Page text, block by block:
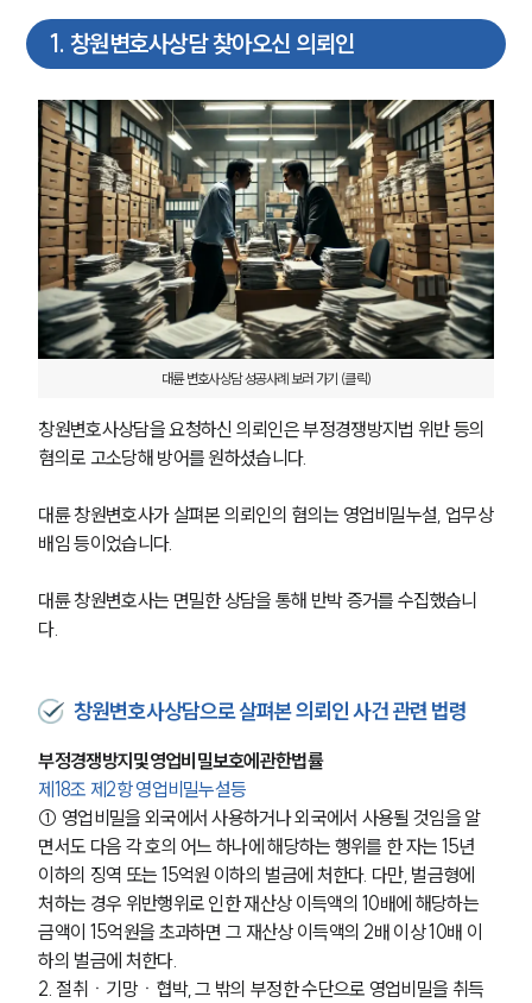
1. 창원변호사상담 찾아오신 의뢰인
대륜 변호사상담 성공사례 보러 가기 (클릭)
창원변호사상담을 요청하신 의뢰인은 부정경쟁방지법 위반 등의
혐의로 고소당해 방어를 원하셨습니다.
대륜 창원변호사가 살펴본 의뢰인의 혐의는 영업비밀누설, 업무상
배임 등이었습니다.
대륜 창원변호사는 면밀한 상담을 통해 반박 증거를 수집했습니
다.
창원변호사상담으로 살펴본 의뢰인 사건 관련 법령
부정경쟁방지및영업비밀보호에관한법률
제18조 제2항 영업비밀누설등
① 영업비밀을 외국에서 사용하거나 외국에서 사용될 것임을 알
면서도 다음 각 호의 어느 하나에 해당하는 행위를 한 자는 15년
이하의 징역 또는 15억원 이하의 벌금에 처한다. 다만, 벌금형에
처하는 경우 위반행위로 인한 재산상 이득액의 10배에 해당하는
금액이 15억원을 초과하면 그 재산상 이득액의 2배 이상 10배 이
하의 벌금에 처한다.
2. 절취ㆍ기망ㆍ협박, 그 밖의 부정한 수단으로 영업비밀을 취득